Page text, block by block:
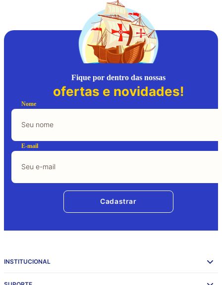
Fique por dentro das nossas
ofertas e novidades!
Nome
E-mail
Cadastrar
INSTITUCIONAL